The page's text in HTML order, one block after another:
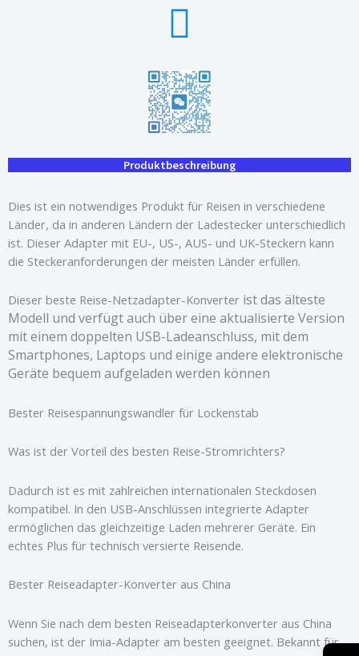
Produktbeschreibung
Dies ist ein notwendiges Produkt für Reisen in verschiedene
Länder, da in anderen Ländern der Ladestecker unterschiedlich
ist. Dieser Adapter mit EU-, US-, AUS- und UK-Steckern kann
die Steckeranforderungen der meisten Länder erfüllen.
Dieser beste Reise-Netzadapter-Konverter ist das älteste
Modell und verfügt auch über eine aktualisierte Version
mit einem doppelten USB-Ladeanschluss, mit dem
Smartphones, Laptops und einige andere elektronische
Geräte bequem aufgeladen werden können
Bester Reisespannungswandler für Lockenstab
Was ist der Vorteil des besten Reise-Stromrichters?
Dadurch ist es mit zahlreichen internationalen Steckdosen
kompatibel. In den USB-Anschlüssen integrierte Adapter
ermöglichen das gleichzeitige Laden mehrerer Geräte. Ein
echtes Plus für technisch versierte Reisende.
Bester Reiseadapter-Konverter aus China
Wenn Sie nach dem besten Reiseadapterkonverter aus China
suchen, ist der Imia-Adapter am besten geeignet. Bekannt für